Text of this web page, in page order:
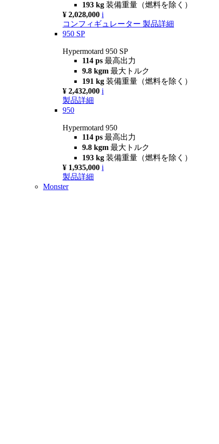
193 kg 装備重量（燃料を除く）
¥ 2,028,000 i
コンフィギュレーター 製品詳細
950 SP
Hypermotard 950 SP
114 ps 最高出力
9.8 kgm 最大トルク
191 kg 装備重量（燃料を除く）
¥ 2,432,000 i
製品詳細
950
Hypermotard 950
114 ps 最高出力
9.8 kgm 最大トルク
193 kg 装備重量（燃料を除く）
¥ 1,935,000 i
製品詳細
Monster